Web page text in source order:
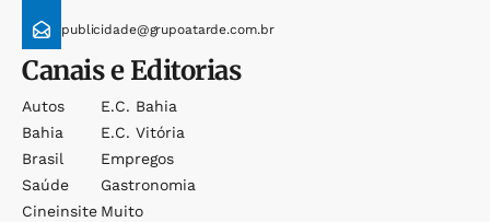
publicidade@grupoatarde.com.br
Canais e Editorias
Autos
Bahia
Brasil
Saúde
Cineinsite
E.c. Bahia
E.c. Vitória
Empregos
Gastronomia
Muito